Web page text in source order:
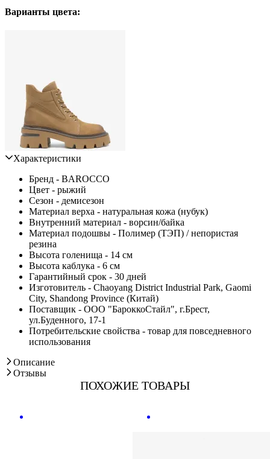
Варианты цвета:
Характеристики
Бренд - BAROCCO
Цвет - рыжий
Сезон - демисезон
Материал верха - натуральная кожа (нубук)
Внутренний материал - ворсин/байка
Материал подошвы - Полимер (ТЭП) / непористая
резина
Высота голенища - 14 см
Высота каблука - 6 см
Гарантийный срок - 30 дней
Изготовитель - Chaoyang District Industrial Park, Gaomi
City, Shandong Province (Китай)
Поставщик - ООО "БароккоСтайл", г.Брест,
ул.Буденного, 17-1
Потребительские свойства - товар для повседневного
использования
Описание
Отзывы
ПОХОЖИЕ ТОВАРЫ